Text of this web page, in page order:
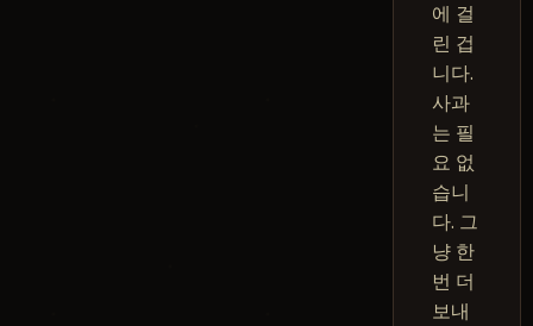
에 걸
린 겁
니다.
사과
는 필
요 없
습니
다. 그
냥 한
번 더
보내